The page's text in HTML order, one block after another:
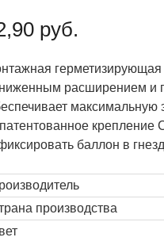
руб.
расширением и
максимальную
крепление
баллон в
производства